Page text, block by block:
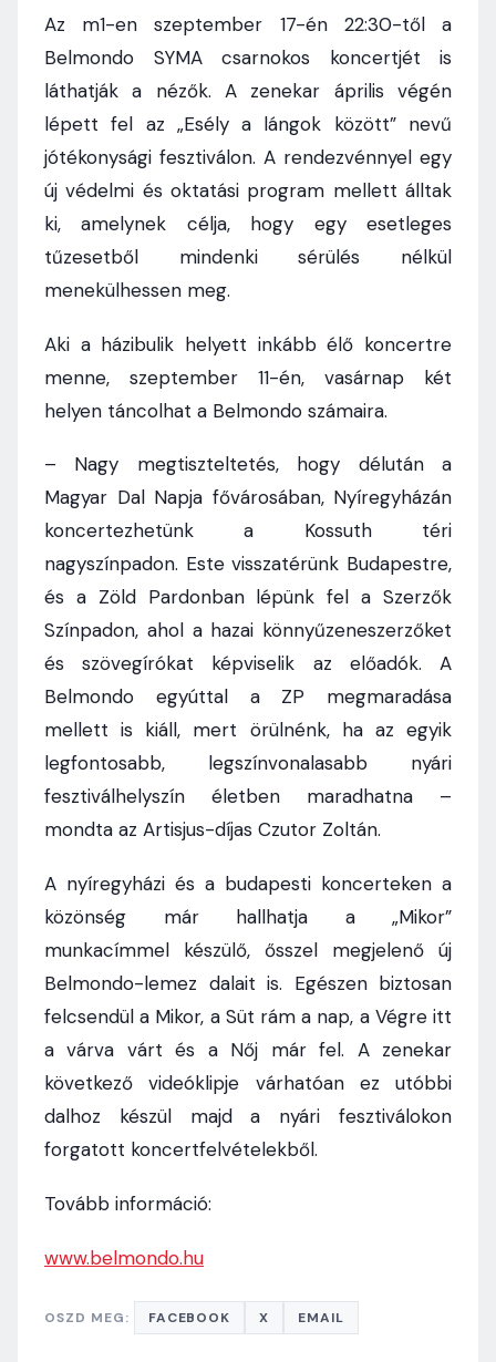
Az m1-en szeptember 17-én 22:30-től a
Belmondo SYMA csarnokos koncertjét is
láthatják a nézők. A zenekar április végén
lépett fel az „Esély a lángok között” nevű
jótékonysági fesztiválon. A rendezvénnyel egy
új védelmi és oktatási program mellett álltak
ki, amelynek célja, hogy egy esetleges
tűzesetből mindenki sérülés nélkül
menekülhessen meg.
Aki a házibulik helyett inkább élő koncertre
menne, szeptember 11-én, vasárnap két
helyen táncolhat a Belmondo számaira.
– Nagy megtiszteltetés, hogy délután a
Magyar Dal Napja fővárosában, Nyíregyházán
koncertezhetünk a Kossuth téri
nagyszínpadon. Este visszatérünk Budapestre,
és a Zöld Pardonban lépünk fel a Szerzők
Színpadon, ahol a hazai könnyűzeneszerzőket
és szövegírókat képviselik az előadók. A
Belmondo egyúttal a ZP megmaradása
mellett is kiáll, mert örülnénk, ha az egyik
legfontosabb, legszínvonalasabb nyári
fesztiválhelyszín életben maradhatna –
mondta az Artisjus-díjas Czutor Zoltán.
A nyíregyházi és a budapesti koncerteken a
közönség már hallhatja a „Mikor”
munkacímmel készülő, ősszel megjelenő új
Belmondo-lemez dalait is. Egészen biztosan
felcsendül a Mikor, a Süt rám a nap, a Végre itt
a várva várt és a Nőj már fel. A zenekar
következő videóklipje várhatóan ez utóbbi
dalhoz készül majd a nyári fesztiválokon
forgatott koncertfelvételekből.
Tovább információ:
www.belmondo.hu
OSZD MEG: FACEBOOK X EMAIL